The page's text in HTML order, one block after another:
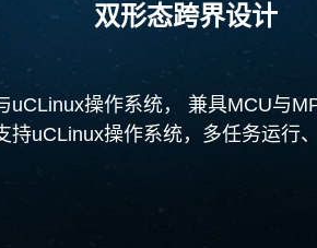
双形态跨界设计
操作系统， 兼具MCU与
持uCLinux操作系统，多任务运行